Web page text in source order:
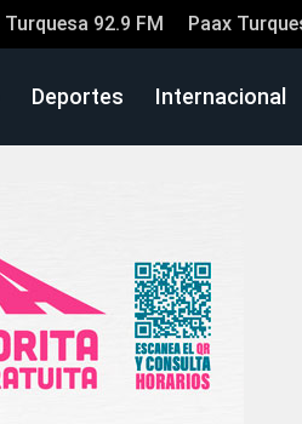
Turquesa 92.9 FM Paax
Deportes Internacional